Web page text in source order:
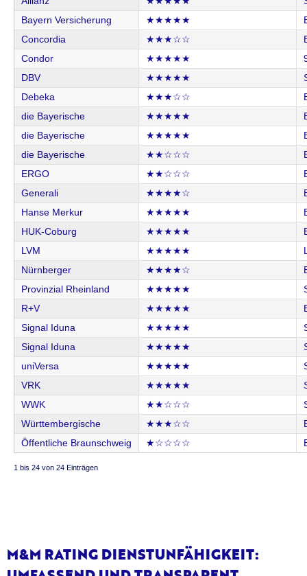
Bayern Versicherung
★★★★★
Concordia
★★★☆☆
Condor
★★★★★
DBV
★★★★★
Debeka
★★★☆☆
die Bayerische
★★★★★
die Bayerische
★★★★★
die Bayerische
★★☆☆☆
ERGO
★★☆☆☆
Generali
★★★★☆
Hanse Merkur
★★★★★
HUK-Coburg
★★★★★
LVM
★★★★★
Nürnberger
★★★★☆
Provinzial Rheinland
★★★★★
R+V
★★★★★
Signal Iduna
★★★★★
Signal Iduna
★★★★★
uniVersa
★★★★★
VRK
★★★★★
WWK
★★☆☆☆
Württembergische
★★★☆☆
Öffentliche Braunschweig
★☆☆☆☆
1 bis 24 von 24 Einträgen
M&M RATING DIENSTUNFÄHIGKEIT: